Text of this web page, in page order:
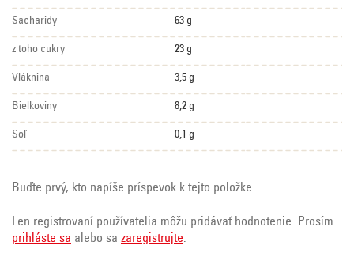
Sacharidy 63 g
z toho cukry 23 g
Vláknina 3,5 g
Bielkoviny 8,2 g
Soľ 0,1 g
Buďte prvý, kto napíše príspevok k tejto položke.
Len registrovaní používatelia môžu pridávať hodnotenie. Prosím
prihláste sa alebo sa zaregistrujte.